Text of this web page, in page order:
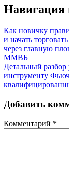
Навигация
Как новичку
и начать
через главную
ММВБ
Детальный разбор
инструменту
Добавить
Комментарий *